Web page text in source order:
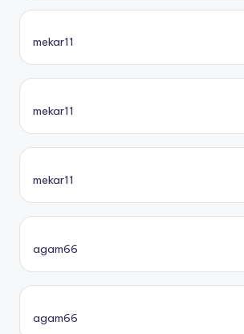
mekar11
mekar11
mekar11
agam66
agam66